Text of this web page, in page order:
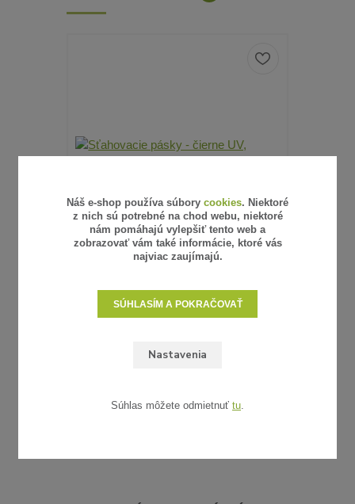
SŤAHOVACIE PÁSKY - ČIERNE UV,
140X3,5 MM, 100 KS
Náš e-shop používa súbory cookies. Niektoré
z nich sú potrebné na chod webu, niektoré
nám pomáhajú vylepšiť tento web a
zobrazovať vám také informácie, ktoré vás
najviac zaujímajú.
Nastavenia
SÚHLASÍM A POKRAČOVAŤ
Súhlas môžete odmietnuť tu